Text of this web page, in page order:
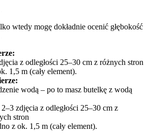
wtedy mogę dokładnie ocenić głębokość
z odległości 25–30 cm z różnych stron
1,5 m (cały element).
wodą – po to masz butelkę z wodą
zdjęcia z odległości 25–30 cm z
stron
z ok. 1,5 m (cały element).